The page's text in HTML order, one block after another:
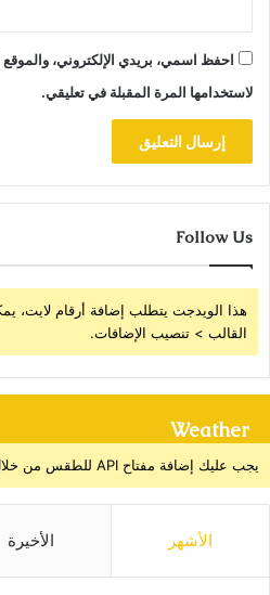
احفظ اسمي، بريدي الإلكتروني،
لاستخدامها المرة المقبلة في تعليقي.
Follow Us
هذا الويدجت يتطلب إضافة أرقام لايت،
القالب > تنصيب الإضافات.
Weather
يجب عليك إضافة مفتاح API للطقس من خلال صفحة إعدادات القالب > الدمج
الأشهر الأخيرة